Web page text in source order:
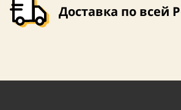
Доставка по всей